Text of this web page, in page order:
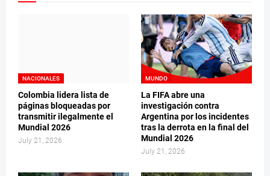
NACIONALES
Colombia lidera lista de
páginas bloqueadas por
transmitir ilegalmente el
Mundial 2026
July 21, 2026
MUNDO
La FIFA abre una
investigación contra
Argentina por los incidentes
tras la derrota en la final del
Mundial 2026
July 21, 2026